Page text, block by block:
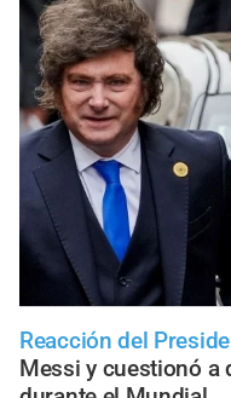
Reacción del
Messi y cuestionó a